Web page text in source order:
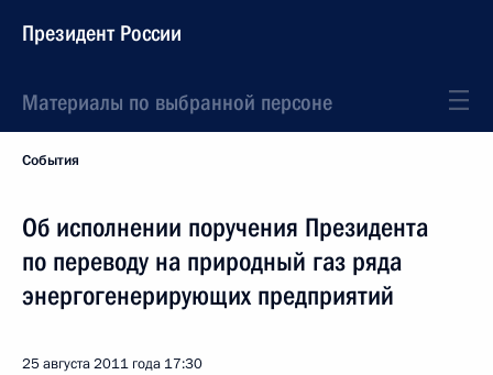
Президент России
Материалы по выбранной персоне
События
Об исполнении поручения Президента
по переводу на природный газ ряда
энергогенерирующих предприятий
25 августа 2011 года 17:30